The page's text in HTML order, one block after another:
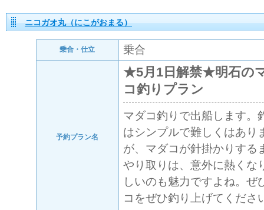
ニコガオ丸（にこがおまる）
乗合・仕立 乗合
予約プラン名
★5月1日解禁★明石の
コ釣りプラン
マダコ釣りで出船します。
はシンプルで難しくはあり
が、マダコが針掛かりする
やり取りは、意外に熱くな
しいのも魅力ですよね。ぜ
コをぜひ釣り上げてくださ